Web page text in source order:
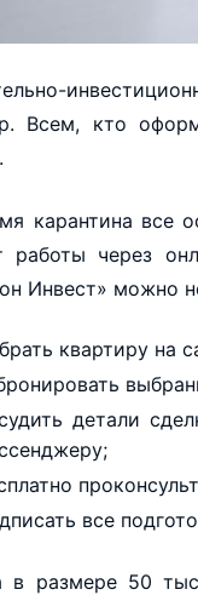
Всем, кто
карантина все
работы через
Инвест» можно
квартиру на
детали
все
в размере 50